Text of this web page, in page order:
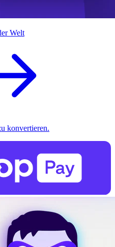
Welt
konvertieren.